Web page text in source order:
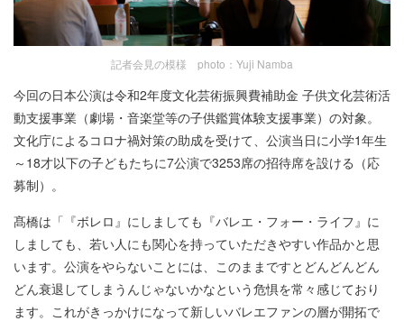
記者会見の模様 photo：Yuji Namba
今回の日本公演は令和2年度文化芸術振興費補助金 子供文化芸術活
動支援事業（劇場・音楽堂等の子供鑑賞体験支援事業）の対象。
文化庁によるコロナ禍対策の助成を受けて、公演当日に小学1年生
～18才以下の子どもたちに7公演で3253席の招待席を設ける（応
募制）。
髙橋は「『ボレロ』にしましても『バレエ・フォー・ライフ』に
しましても、若い人にも関心を持っていただきやすい作品かと思
います。公演をやらないことには、このままですとどんどんどん
どん衰退してしまうんじゃないかなという危惧を常々感じており
ます。これがきっかけになって新しいバレエファンの層が開拓で